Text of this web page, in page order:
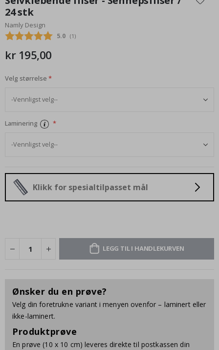
begynnelsen
av
bildegalleri
24 stk
Namly Design
Gjennomsnittskarakter:
5.0 (stemmer:
1 )
kr 195,00
Velg størrelse
Laminering
Klikk for spesialtilpasset mål
LEGG TIL I HANDLEKURVEN
Ønsker du en prøve?
Velg din foretrukne variant i menyen ovenfor – laminert eller
ikke-laminert.
Produktprøve
En prøve (10 x 10 cm) leveres direkte til postkassen din